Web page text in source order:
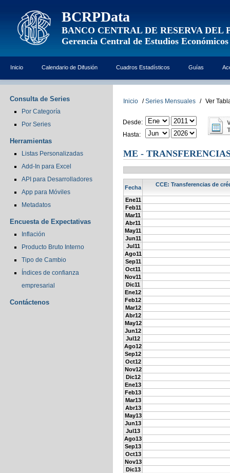
BCRPData
BANCO CENTRAL DE RESERVA DEL
Gerencia Central de Estudios Económicos
Inicio Calendario de Difusión Cuadros Estadísticos Guías
Consulta de Series
Por Categoría
Por Series
Herramientas
Listas Personalizadas
Add-In para Excel
API para Desarrolladores
App para Móviles
Metadatos
Encuesta de Expectativas
Inflación
Producto Bruto Interno
Tipo de Cambio
Índices de confianza
empresarial
Contáctenos
Inicio / Series Mensuales / Ver
Desde:
Hasta:
ME -
Fecha CCE: Transferencias de
Ene11
Feb11
Mar11
Abr11
May11
Jun11
Jul11
Ago11
Sep11
Oct11
Nov11
Dic11
Ene12
Feb12
Mar12
Abr12
May12
Jun12
Jul12
Ago12
Sep12
Oct12
Nov12
Dic12
Ene13
Feb13
Mar13
Abr13
May13
Jun13
Jul13
Ago13
Sep13
Oct13
Nov13
Dic13